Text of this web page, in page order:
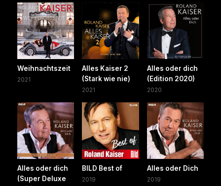
Weihnachtszeit
2021
Alles Kaiser 2
(Stark wie nie)
2021
Alles oder dich
(Edition 2020)
2020
Alles oder dich
(Super Deluxe
BILD Best of
2019
Alles oder Dich
2019